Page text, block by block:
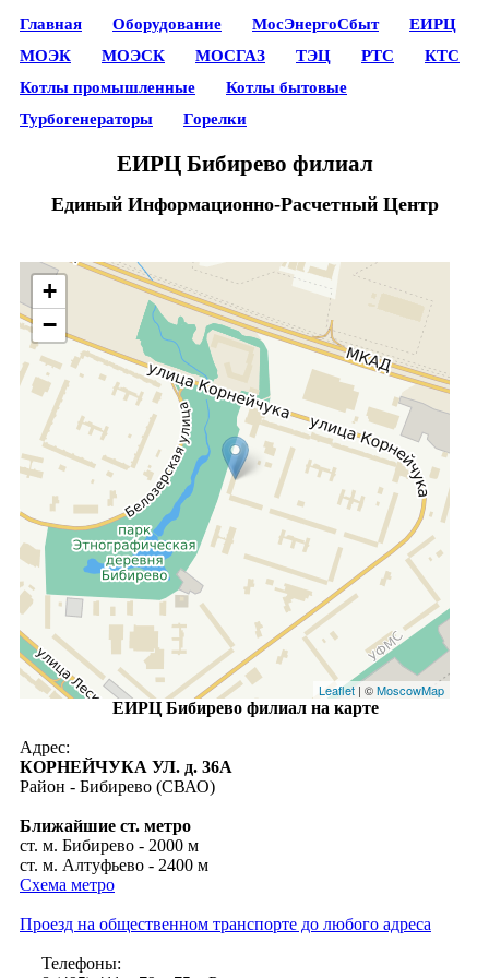
Главная Оборудование МосЭнергоСбыт
ЕИРЦ
МОЭК
МОЭСК МОСГАЗ ТЭЦ РТС
КТС
Котлы промышленные
Котлы бытовые
Турбогенераторы
Горелки
ЕИРЦ Бибирево филиал
Единый Информационно-Расчетный Центр
+
−
Leaflet| ©MoscowMap
ЕИРЦ Бибирево филиал на карте
Адрес:
КОРНЕЙЧУКА УЛ. д. 36А
Район - Бибирево (СВАО)
Ближайшие ст. метро
ст. м. Бибирево - 2000 м
ст. м. Алтуфьево - 2400 м
Схема метро
Проезд на общественном транспорте до любого адреса
Телефоны: